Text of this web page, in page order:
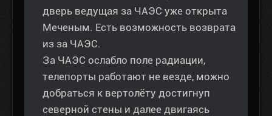
дверь ведущая за ЧАЭС уже открыта
Меченым. Есть возможность возврата
из за ЧАЭС.
За ЧАЭС ослабло поле радиации,
телепорты работают не везде, можно
добраться к вертолёту достигнуп
северной стены и далее двигаясь